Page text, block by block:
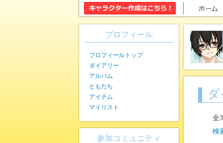
全
検
プロフィール
プロフィールトップ
ダイアリー
アルバム
ともだち
アイテム
マイリスト
参加コミュニティ